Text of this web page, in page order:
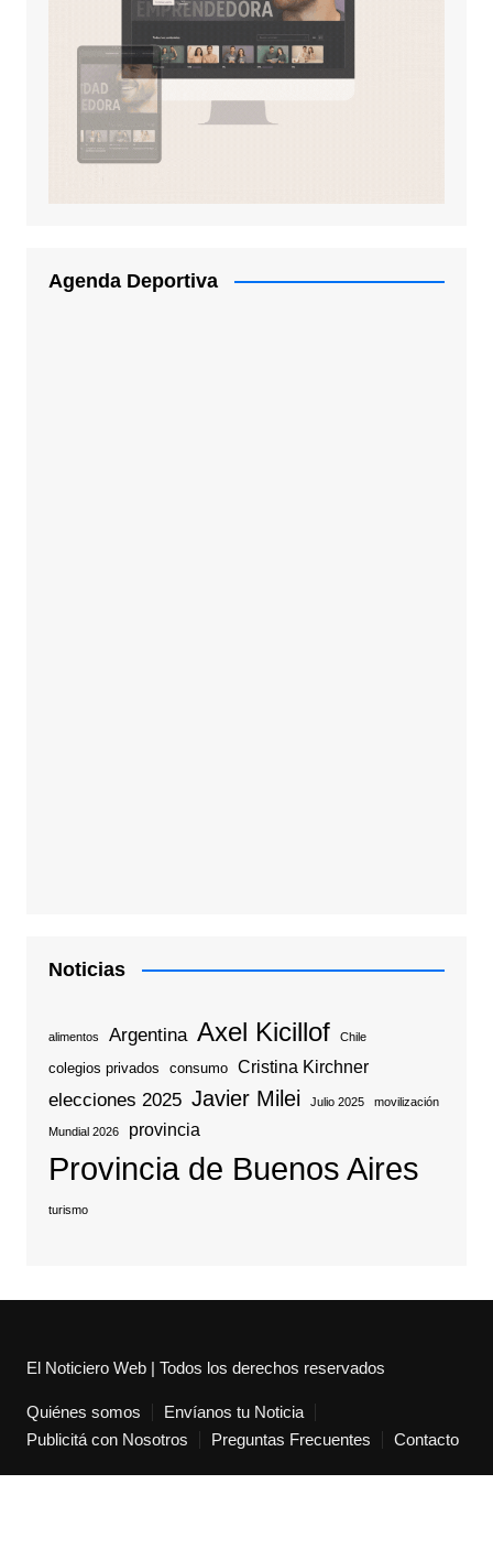
Agenda Deportiva
Noticias
alimentos Argentina Axel Kicillof Chile
colegios privados consumo Cristina Kirchner
elecciones 2025 Javier Milei Julio 2025 movilización
Mundial 2026 provincia
Provincia de Buenos Aires
turismo
El Noticiero Web | Todos los derechos reservados
Quiénes somos
Envíanos tu Noticia
Publicitá con Nosotros
Preguntas Frecuentes Contacto